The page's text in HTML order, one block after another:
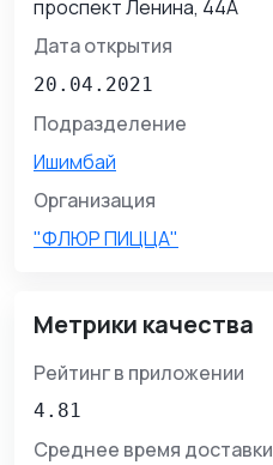
проспект Ленина, 44А
Дата открытия
20.04.2021
Подразделение
Ишимбай
Организация
"ФЛЮР ПИЦЦА"
Метрики качества
Рейтинг в приложении
4.81
Среднее время доставки